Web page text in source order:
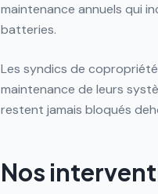
maintenance annuels qui
batteries.
Les syndics de
maintenance de leurs
restent jamais bloqués
Nos